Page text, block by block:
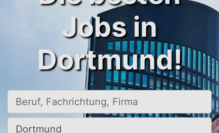
Jobs in
Dortmund!
Beruf, Fachrichtung, Firma
Ort, Stadt